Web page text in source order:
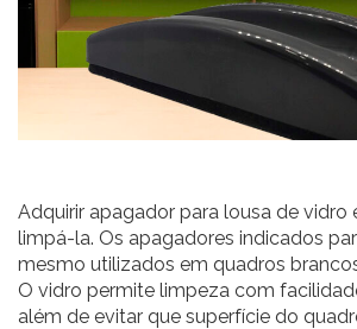
Adquirir apagador para lousa de vidro
limpá-la. Os apagadores indicados
mesmo utilizados em quadros
O vidro permite limpeza com
além de evitar que superfície do